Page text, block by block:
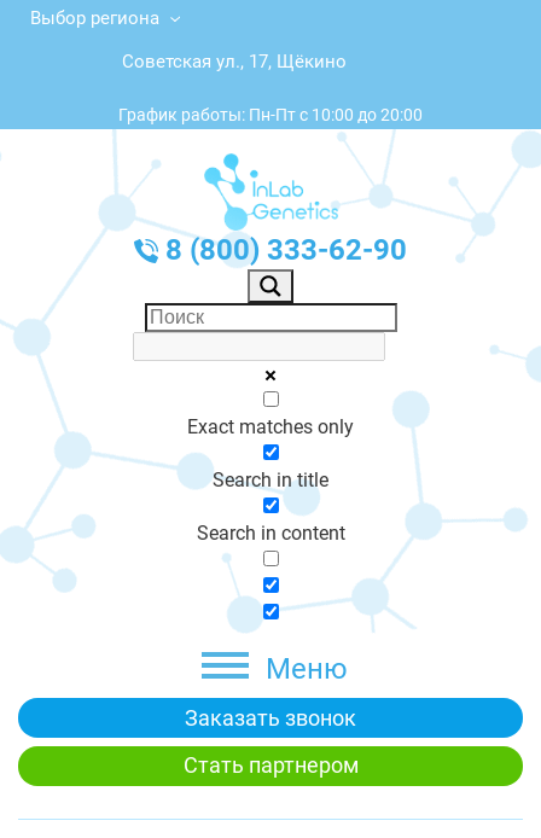
Выбор региона
Советская ул., 17, Щёкино
График работы: Пн-Пт с 10:00 до 20:00
8 (800) 333-62-90
Exact matches only
Search in title
Search in content
Меню
Заказать звонок
Стать партнером